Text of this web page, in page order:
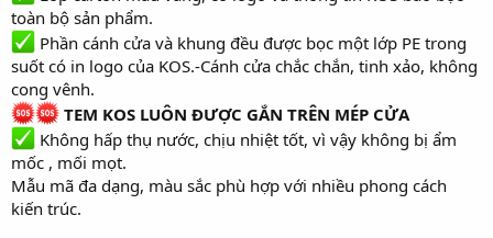
toàn bộ sản phẩm.
Phần cánh cửa và khung đều được bọc một lớp PE trong
suốt có in logo của KOS.-Cánh cửa chắc chắn, tinh xảo, không
cong vênh.
TEM KOS LUÔN ĐƯỢC GẮN TRÊN MÉP CỬA
Không hấp thụ nước, chịu nhiệt tốt, vì vậy không bị ẩm
mốc , mối mọt.
Mẫu mã đa dạng, màu sắc phù hợp với nhiều phong cách
kiến trúc.